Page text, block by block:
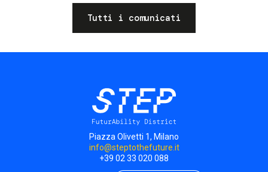
Tutti i comunicati
Piazza Olivetti 1, Milano
info@steptothefuture.it
+39 02 33 020 088